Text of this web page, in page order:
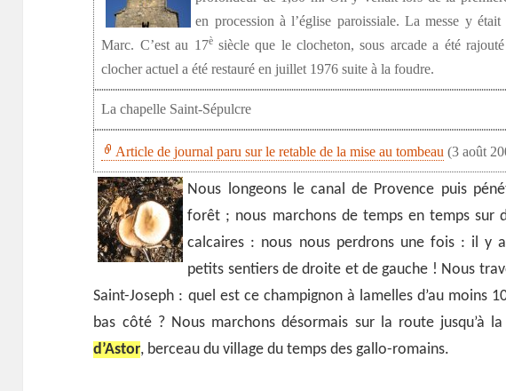
en procession à l’église paroissiale. La messe y
Marc. C’est au 17èsiècle que le clocheton, sous arcade a été
clocher actuel a été restauré en juillet 1976 suite à la foudre.
La chapelle Saint-Sépulcre
Article de journal paru sur le retable de la mise au tombeau (3 août
Nous longeons le canal de Provence puis
forêt ; nous marchons de temps en temps sur
calcaires : nous nous perdrons une fois : il y
petits sentiers de droite et de gauche ! Nous
Saint-Joseph : quel est ce champignon à lamelles d’au moins
bas côté ? Nous marchons désormais sur la route jusqu’à la
d’Astor, berceau du village du temps des gallo-romains.